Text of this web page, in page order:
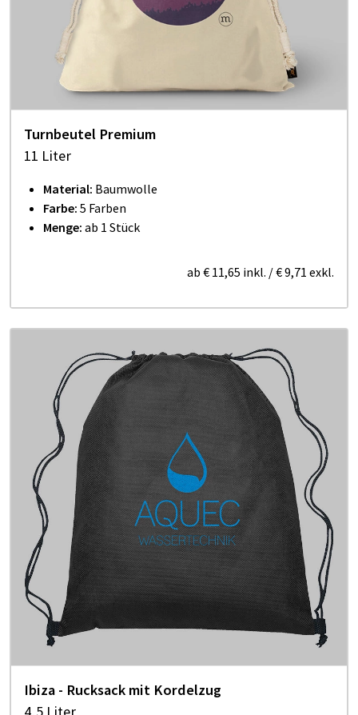
Turnbeutel Premium
11 Liter
Material: Baumwolle
Farbe: 5 Farben
Menge: ab 1 Stück
ab € 11,65 inkl. /€ 9,71 exkl.
Ibi­za - Ruck­sack mit Kor­del­zug
4,5 Liter